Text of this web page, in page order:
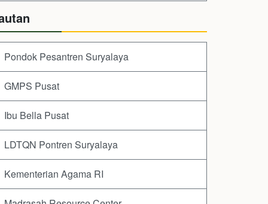
Pondok Pesantren Suryalaya
GMPS Pusat
Ibu Bella Pusat
LDTQN Pontren Suryalaya
Kementerian Agama RI